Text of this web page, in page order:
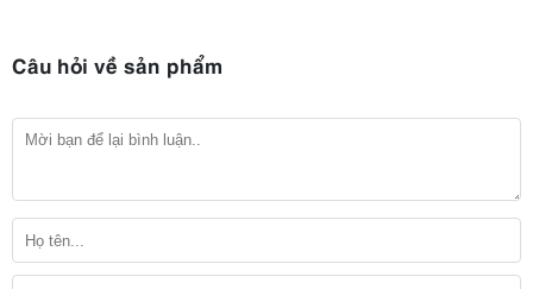
Câu hỏi về sản phẩm